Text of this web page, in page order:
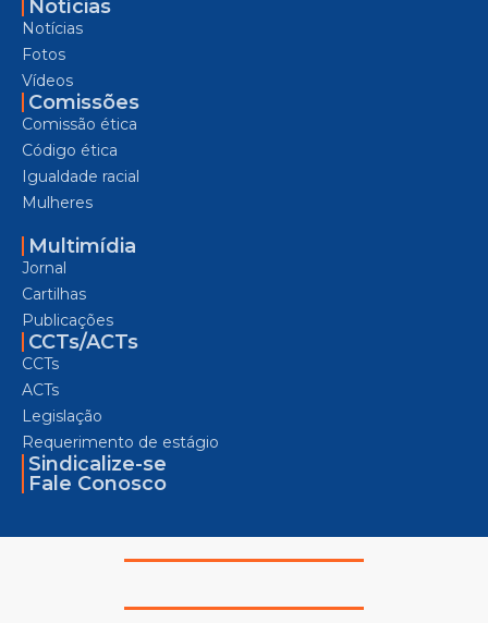
Notícias
Notícias
Fotos
Vídeos
Comissões
Comissão ética
Código ética
Igualdade racial
Mulheres
Multimídia
Jornal
Cartilhas
Publicações
CCTs/ACTs
CCTs
ACTs
Legislação
Requerimento de estágio
Sindicalize-se
Fale Conosco